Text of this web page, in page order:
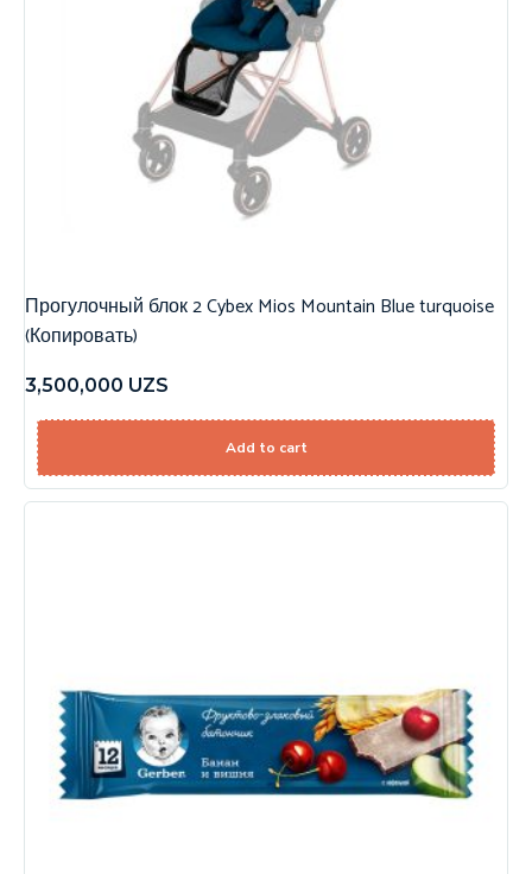
Прогулочный блок 2 Cybex Mios Mountain Blue turquoise
(Копировать)
3,500,000 UZS
Add to cart